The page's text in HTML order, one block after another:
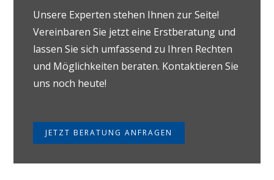
Unsere Experten stehen Ihnen zur Seite!
Vereinbaren Sie jetzt eine Erstberatung und
lassen Sie sich umfassend zu Ihren Rechten
und Möglichkeiten beraten. Kontaktieren Sie
uns noch heute!
JETZT BERATUNG ANFRAGEN